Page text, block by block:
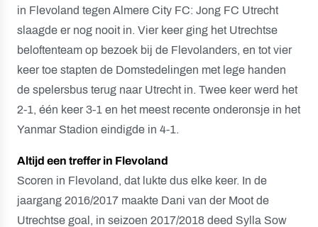
in Flevoland tegen Almere City FC: Jong FC Utrecht
slaagde er nog nooit in. Vier keer ging het Utrechtse
beloftenteam op bezoek bij de Flevolanders, en tot vier
keer toe stapten de Domstedelingen met lege handen
de spelersbus terug naar Utrecht in. Twee keer werd het
2-1, één keer 3-1 en het meest recente onderonsje in het
Yanmar Stadion eindigde in 4-1.
Altijd een treffer in Flevoland
Scoren in Flevoland, dat lukte dus elke keer. In de
jaargang 2016/2017 maakte Dani van der Moot de
Utrechtse goal, in seizoen 2017/2018 deed Sylla Sow